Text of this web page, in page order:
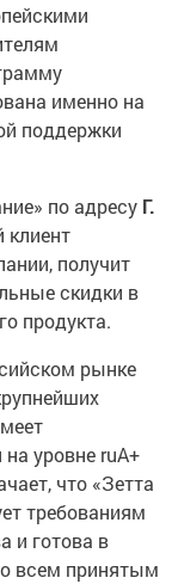
именно на
поддержки
по адресу Г.
получит
скидки в
продукта.
рынке
уровне ruА+
что «Зетта
требованиям
и готова в
всем принятым